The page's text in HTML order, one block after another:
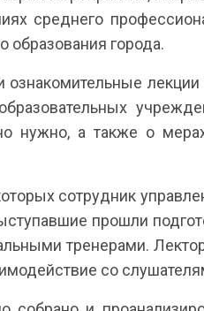
среднего
образования города.
нужно, а также о
сотрудник
прошли
тренерами.
со